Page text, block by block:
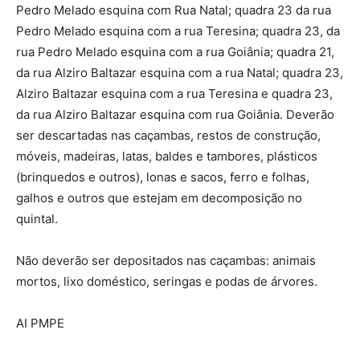
Pedro Melado esquina com Rua Natal; quadra 23 da rua
Pedro Melado esquina com a rua Teresina; quadra 23, da
rua Pedro Melado esquina com a rua Goiânia; quadra 21,
da rua Alziro Baltazar esquina com a rua Natal; quadra 23,
Alziro Baltazar esquina com a rua Teresina e quadra 23,
da rua Alziro Baltazar esquina com rua Goiânia. Deverão
ser descartadas nas caçambas, restos de construção,
móveis, madeiras, latas, baldes e tambores, plásticos
(brinquedos e outros), lonas e sacos, ferro e folhas,
galhos e outros que estejam em decomposição no
quintal.
Não deverão ser depositados nas caçambas: animais
mortos, lixo doméstico, seringas e podas de árvores.
AI PMPE